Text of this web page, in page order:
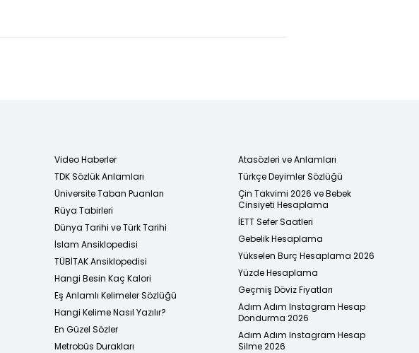
Video Haberler
TDK Sözlük Anlamları
Üniversite Taban Puanları
Rüya Tabirleri
Dünya Tarihi ve Türk Tarihi
İslam Ansiklopedisi
TÜBİTAK Ansiklopedisi
Hangi Besin Kaç Kalori
Eş Anlamlı Kelimeler Sözlüğü
Hangi Kelime Nasıl Yazılır?
En Güzel Sözler
Metrobüs Durakları
Atasözleri ve Anlamları
Türkçe Deyimler Sözlüğü
Çin Takvimi 2026 ve Bebek
Cinsiyeti Hesaplama
İETT Sefer Saatleri
Gebelik Hesaplama
Yükselen Burç Hesaplama 2026
Yüzde Hesaplama
Geçmiş Döviz Fiyatları
Adım Adım Instagram Hesap
Dondurma 2026
Adım Adım Instagram Hesap
Silme 2026